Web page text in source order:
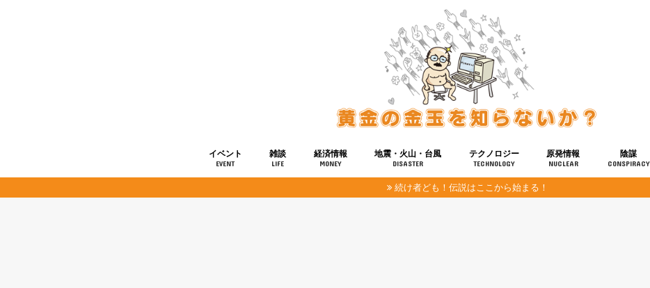
イベント
EVENT
雑談
LIFE
経済情報
MONEY
地震・火山・台風
DISASTER
テクノロジー
TECHNOLOGY
健康
宇宙
原発情報
NUCLEAR
陰謀
CONSPIRACY
続け者ども！伝説はここから始まる！